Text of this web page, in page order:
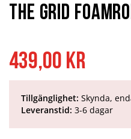
439,00 kr
Tillgänglighet: Skynda,
Leveranstid: 3-6 dagar
The Grid
början